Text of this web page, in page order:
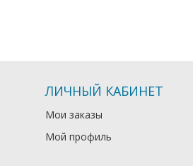
ЛИЧНЫЙ КАБИНЕТ
Мои заказы
Мой профиль